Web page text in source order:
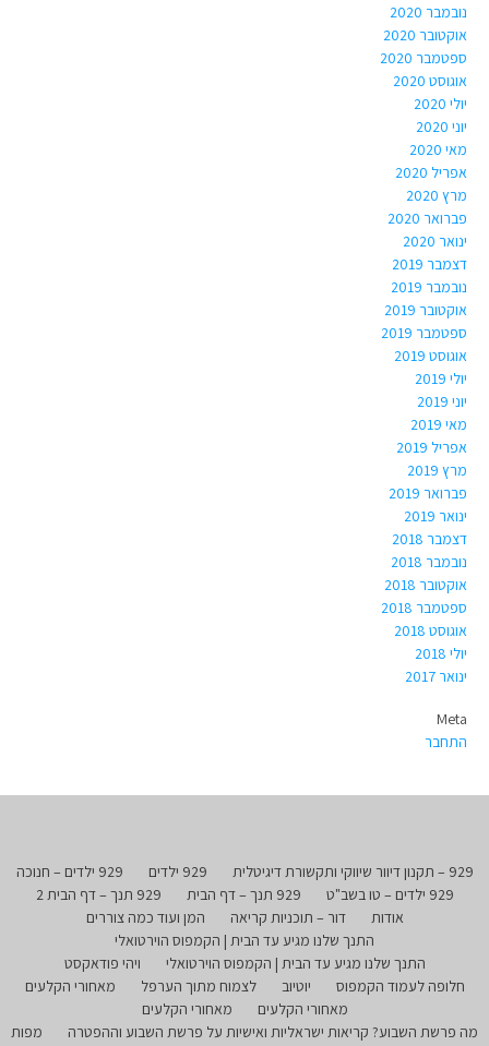
נובמבר 2020
אוקטובר 2020
ספטמבר 2020
אוגוסט 2020
יולי 2020
יוני 2020
מאי 2020
אפריל 2020
מרץ 2020
פברואר 2020
ינואר 2020
דצמבר 2019
נובמבר 2019
אוקטובר 2019
ספטמבר 2019
אוגוסט 2019
יולי 2019
יוני 2019
מאי 2019
אפריל 2019
מרץ 2019
פברואר 2019
ינואר 2019
דצמבר 2018
נובמבר 2018
אוקטובר 2018
ספטמבר 2018
אוגוסט 2018
יולי 2018
ינואר 2017
Meta
התחבר
929 – תקנון דיוור שיווקי ותקשורת דיגיטלית 929 ילדים
929 ילדים – חנוכה
929 ילדים – טו בשב"ט
929 תנך – דף הבית
929 תנך – דף הבית 2
אודות
דור – תוכניות קריאה
המן ועוד כמה צוררים
התנך שלנו מגיע עד הבית | הקמפוס הוירטואלי
התנך שלנו מגיע עד הבית | הקמפוס הוירטואלי
ויהי פודאקסט
חלופה לעמוד הקמפוס
יוטיוב לצמוח מתוך הערפל
מאחורי הקלעים
מאחורי הקלעים
מאחורי הקלעים
מה פרשת השבוע? קריאות ישראליות ואישיות על פרשת השבוע וההפטרה
מפות